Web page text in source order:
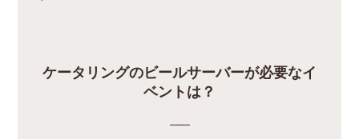
ケータリングのビールサーバーが必要なイ
ベントは？